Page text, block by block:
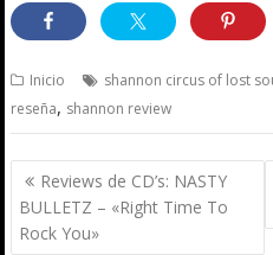
Inicio shannon circus of lost
reseña, shannon review
Navegación
de
entradas
Reviews de CD’s: NASTY
BULLETZ – «Right Time To
Rock You»